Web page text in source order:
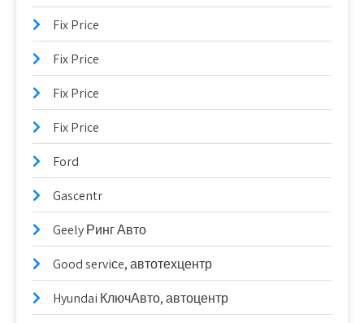
Fix Price
Fix Price
Fix Price
Fix Price
Ford
Gascentr
Geely Ринг Авто
Good serviсe, автотехцентр
Hyundai КлючАвто, автоцентр